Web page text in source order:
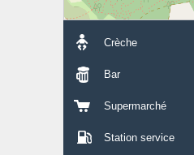
Crèche
Bar
Supermarché
Station service